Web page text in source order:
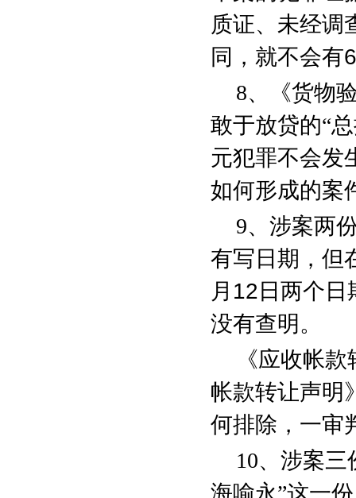
质证、未经调
同，就不会有
8、《货物
敢于放贷的“
元犯罪不会发
如何形成的案
9、涉案两
有写日期，但
月 12 日两个
没有查明。
《应收帐
帐款转让声明
何排除，一审
10、涉案三
海喻永”这一